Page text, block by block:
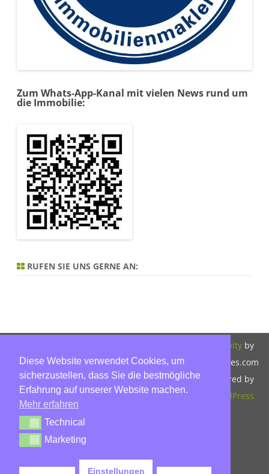
Zum Whats-App-Kanal mit vielen News rund um
die Immobilie:
RUFEN SIE UNS GERNE AN:
Hinnerk Warter,
Warter-
Immobilien,
Lübeck, Tel: 0451-
30503930, Mobil:
unsere
Datenschutzerklärung.
ZeroGravityby
GalussoThemes.com
Powered by
WordPress
Diese Website verwendet Cookies, um
sicherzustellen, dass Sie die bestmögliche
Erfahrung auf unserer Website machen.
Mehr erfahren
TechnicalTechnical
MarketingMarketing
Einstellungen